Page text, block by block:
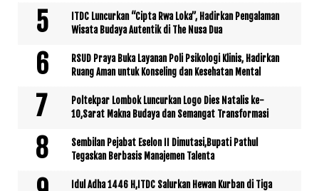
ITDC Luncurkan “Cipta Rwa Loka”, Hadirkan Pengalaman
Wisata Budaya Autentik di The Nusa Dua
RSUD Praya Buka Layanan Poli Psikologi Klinis, Hadirkan
Ruang Aman untuk Konseling dan Kesehatan Mental
Poltekpar Lombok Luncurkan Logo Dies Natalis ke-
10,Sarat Makna Budaya dan Semangat Transformasi
Sembilan Pejabat Eselon II Dimutasi,Bupati Pathul
Tegaskan Berbasis Manajemen Talenta
Idul Adha 1446 H,ITDC Salurkan Hewan Kurban di Tiga